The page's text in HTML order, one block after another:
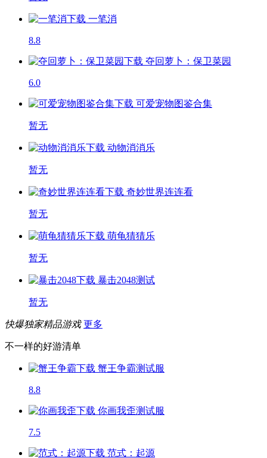
一笔消
8.8
夺回萝卜：保卫菜园
6.0
可爱宠物图鉴合集
暂无
动物消消乐
暂无
奇妙世界连连看
暂无
萌龟猜猜乐
暂无
暴击2048测试
暂无
快爆独家精品游戏 更多
不一样的好游清单
蟹王争霸测试服
8.8
你画我歪测试服
7.5
范式：起源